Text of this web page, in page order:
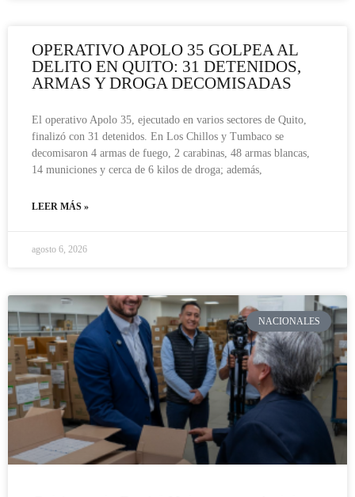
OPERATIVO APOLO 35 GOLPEA AL
DELITO EN QUITO: 31 DETENIDOS,
ARMAS Y DROGA DECOMISADAS
El operativo Apolo 35, ejecutado en varios sectores de Quito,
finalizó con 31 detenidos. En Los Chillos y Tumbaco se
decomisaron 4 armas de fuego, 2 carabinas, 48 armas blancas,
14 municiones y cerca de 6 kilos de droga; además,
LEER MÁS »
agosto 6, 2026
NACIONALES